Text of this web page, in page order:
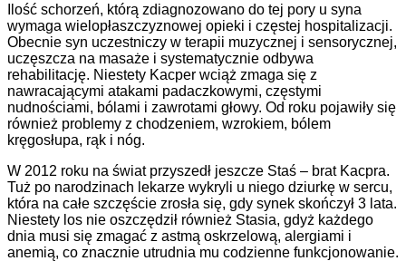
Ilość schorzeń, którą zdiagnozowano do tej pory u syna
wymaga wielopłaszczyznowej opieki i częstej hospitalizacji.
Obecnie syn uczestniczy w terapii muzycznej i sensorycznej,
uczęszcza na masaże i systematycznie odbywa
rehabilitację. Niestety Kacper wciąż zmaga się z
nawracającymi atakami padaczkowymi, częstymi
nudnościami, bólami i zawrotami głowy. Od roku pojawiły się
również problemy z chodzeniem, wzrokiem, bólem
kręgosłupa, rąk i nóg.
W 2012 roku na świat przyszedł jeszcze Staś – brat Kacpra.
Tuż po narodzinach lekarze wykryli u niego dziurkę w sercu,
która na całe szczęście zrosła się, gdy synek skończył 3 lata.
Niestety los nie oszczędził również Stasia, gdyż każdego
dnia musi się zmagać z astmą oskrzelową, alergiami i
anemią, co znacznie utrudnia mu codzienne funkcjonowanie.